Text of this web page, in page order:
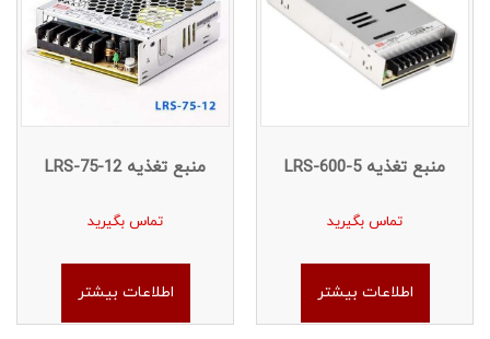
منبع تغذیه LRS-600-5
تماس بگیرید
اطلاعات بیشتر
منبع تغذیه LRS-75-12
تماس بگیرید
اطلاعات بیشتر